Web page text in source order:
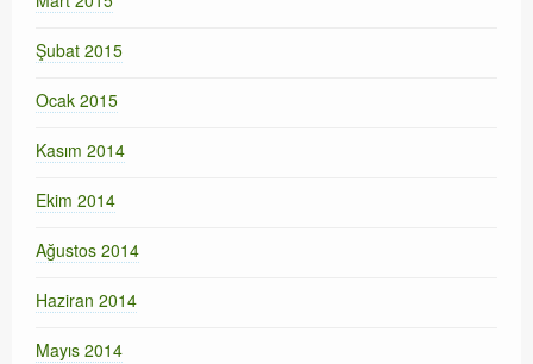
Şubat 2015
Ocak 2015
Kasım 2014
Ekim 2014
Ağustos 2014
Haziran 2014
Mayıs 2014